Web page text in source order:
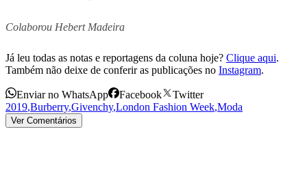
Colaborou Hebert Madeira
Já leu todas as notas e reportagens da coluna hoje? Clique aqui.
Também não deixe de conferir as publicações no Instagram.
Enviar no WhatsApp Facebook
Twitter
2019,Burberry,Givenchy,London Fashion Week,Moda
Ver Comentários